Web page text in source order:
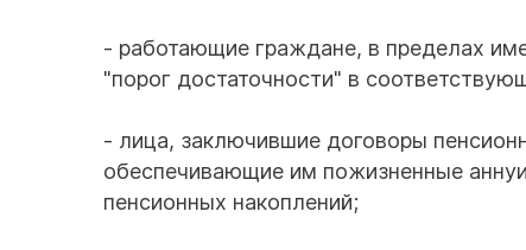
- работающие граждане, в пределах
"порог достаточности" в
- лица, заключившие договоры
обеспечивающие им пожизненные
пенсионных накоплений;